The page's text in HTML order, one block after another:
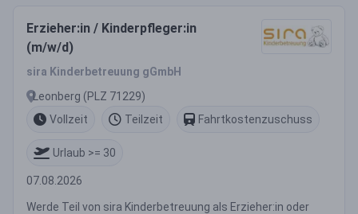
Erzieher:in / Kinderpfleger:in
(m/w/d)
sira Kinderbetreuung gGmbH
Leonberg (PLZ 71229)
Vollzeit
Teilzeit Fahrtkostenzuschuss
Urlaub >= 30
07.08.2026
Werde Teil von sira Kinderbetreuung als Erzieher:in oder